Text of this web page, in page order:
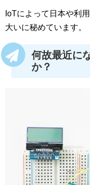
IoTによって日本や利
大いに秘めています。
何故最近に
か？